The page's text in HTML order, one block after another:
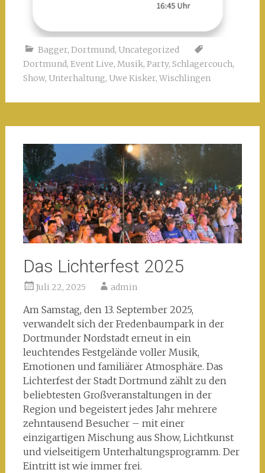
Bagger, Dortmund, Uncategorized
Dortmund, Event Live, Musik, Party, Schlagercouch,
Show, Unterhaltung, Uwe Kisker, Wischlingen
Das Lichterfest 2025
Juli 22, 2025 admin
Am Samstag, den 13. September 2025,
verwandelt sich der Fredenbaumpark in der
Dortmunder Nordstadt erneut in ein
leuchtendes Festgelände voller Musik,
Emotionen und familiärer Atmosphäre. Das
Lichterfest der Stadt Dortmund zählt zu den
beliebtesten Großveranstaltungen in der
Region und begeistert jedes Jahr mehrere
zehntausend Besucher – mit einer
einzigartigen Mischung aus Show, Lichtkunst
und vielseitigem Unterhaltungsprogramm. Der
Eintritt ist wie immer frei.